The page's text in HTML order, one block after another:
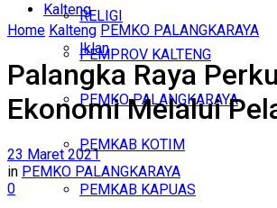
RELIGI
Iklan
Sabtu, Agustus 8, 2026
Kalteng
PEMPROV KALTENG
PEMKO PALANGKARAYA
PEMKAB KOTIM
PEMKAB KAPUAS
Home Kalteng PEMKO PALANGKARAYA
Palangka Raya
Ekonomi Melalui
23 Maret 2021
in PEMKO PALANGKARAYA
0